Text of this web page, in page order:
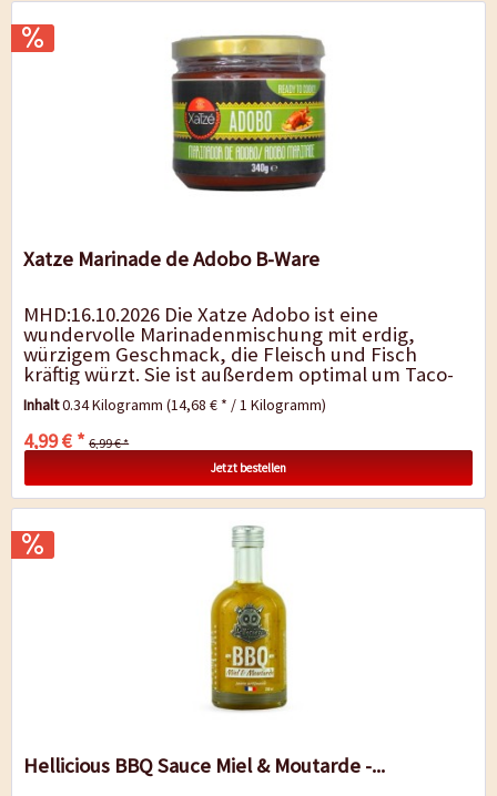
Xatze Marinade de Adobo B-Ware
MHD:16.10.2026 Die Xatze Adobo ist eine
wundervolle Marinadenmischung mit erdig,
würzigem Geschmack, die Fleisch und Fisch
kräftig würzt. Sie ist außerdem optimal um Taco-
Gerichten den authentischen...
Inhalt0.34 Kilogramm(14,68 € * / 1 Kilogramm)
4,99 € * 6,99 € *
Jetzt bestellen
Hellicious BBQ Sauce Miel & Moutarde -...